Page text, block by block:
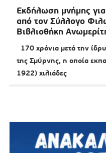
Εκδήλωση μνήμης
από τον Σύλλογο
Βιβλιοθήκη
170 χρόνια μετά την
της Σμύρνης, η οποία
1922) χιλιάδες